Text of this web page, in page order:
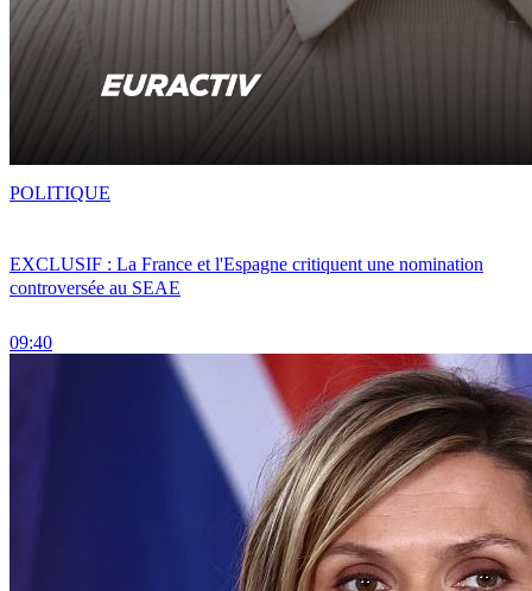
EXCLUSIF : La France et l'Espagne critiquent une nomination
controversée au SEAE
09:40
POLITIQUE